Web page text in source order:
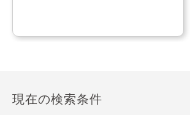
現在の検索条件